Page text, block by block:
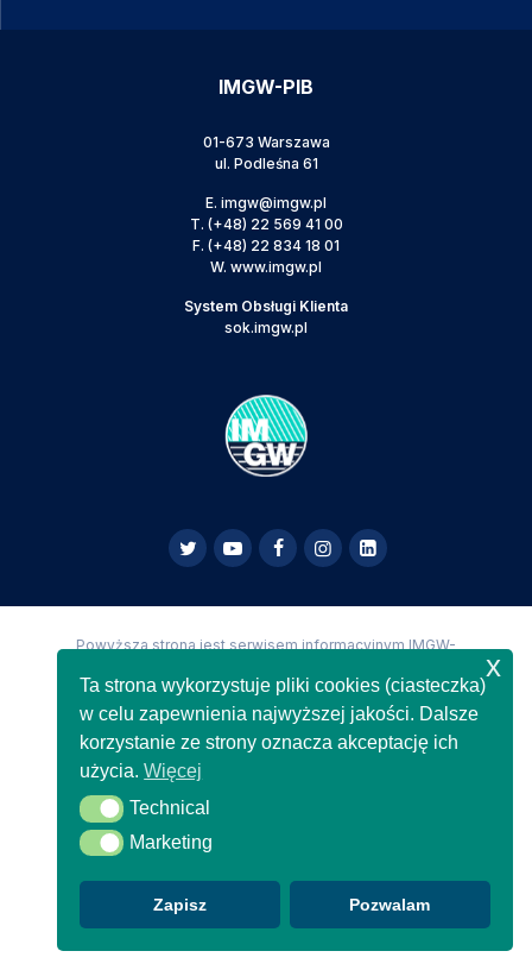
IMGW-PIB
01-673 Warszawa
ul. Podleśna 61
E. imgw@imgw.pl
T. (+48) 22 569 41 00
F. (+48) 22 834 18 01
W. www.imgw.pl
System Obsługi Klienta
sok.imgw.pl
Powyższa strona jest serwisem informacyjnym IMGW-
Copyright IMGW-PIB Wszelkie prawa zastrzeżone
Ta strona wykorzystuje pliki cookies (ciasteczka)
w celu zapewnienia najwyższej jakości. Dalsze
korzystanie ze strony oznacza akceptację ich
użycia.Więcej
Technical
Technical
Marketing
Marketing
Zapisz Pozwalam
x